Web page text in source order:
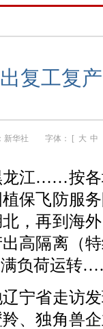
复工复
新华社 字体： [ 大 中
江……按各
保飞防服
，再到海
高隔离（
满负荷运转
省走访发
、独角兽